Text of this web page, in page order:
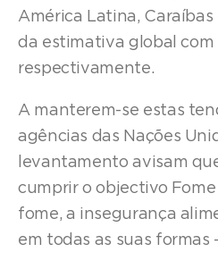
América Latina, Caraíbas
da estimativa global com
respectivamente.
A manterem-se estas
agências das Nações
levantamento avisam
cumprir o objectivo Fome
fome, a insegurança
em todas as suas formas